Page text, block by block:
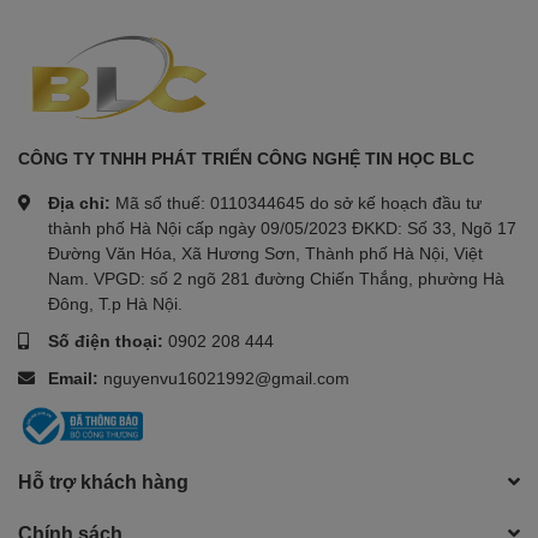
CÔNG TY TNHH PHÁT TRIỂN CÔNG NGHỆ TIN HỌC BLC
Địa chỉ: Mã số thuế: 0110344645 do sở kế hoạch đầu tư
thành phố Hà Nội cấp ngày 09/05/2023 ĐKKD: Số 33, Ngõ 17
Đường Văn Hóa, Xã Hương Sơn, Thành phố Hà Nội, Việt
Nam. VPGD: số 2 ngõ 281 đường Chiến Thắng, phường Hà
Đông, T.p Hà Nội.
Số điện thoại: 0902 208 444
Email: nguyenvu16021992@gmail.com
Hỗ trợ khách hàng
Chính sách